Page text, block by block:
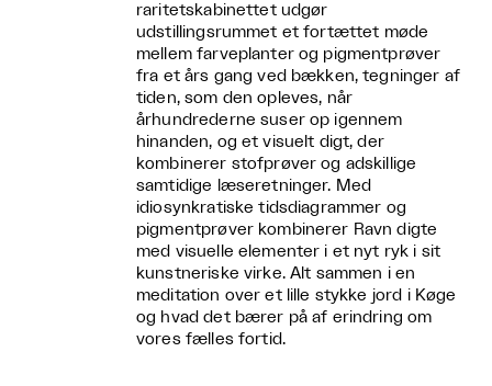
raritetskabinettet udgør
udstillingsrummet et fortættet møde
mellem farveplanter og pigmentprøver
fra et års gang ved bækken, tegninger af
tiden, som den opleves, når
århundrederne suser op igennem
hinanden, og et visuelt digt, der
kombinerer stofprøver og adskillige
samtidige læseretninger. Med
idiosynkratiske tidsdiagrammer og
pigmentprøver kombinerer Ravn digte
med visuelle elementer i et nyt ryk i sit
kunstneriske virke. Alt sammen i en
meditation over et lille stykke jord i Køge
og hvad det bærer på af erindring om
vores fælles fortid.